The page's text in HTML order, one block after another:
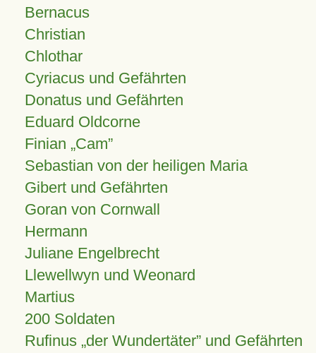
Bernacus
Christian
Chlothar
Cyriacus und Gefährten
Donatus und Gefährten
Eduard Oldcorne
Finian Cam
Sebastian von der heiligen Maria
Gibert und Gefährten
Goran von Cornwall
Hermann
Juliane Engelbrecht
Llewellwyn und Weonard
Martius
200 Soldaten
Rufinus „der Wundertäter” und Gefährten